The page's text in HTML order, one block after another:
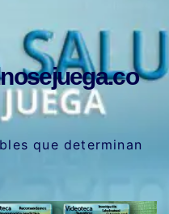
que determinan